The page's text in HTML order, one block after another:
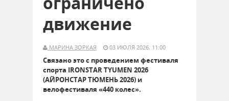
движение
МАРИНА ЗОРКАЯ 03 ИЮЛЯ 2026, 11:00
Связано это с проведением фестиваля
спорта IRONSTAR TYUMEN 2026
(АЙРОНСТАР ТЮМЕНЬ 2026) и
велофестиваля «440 колес».